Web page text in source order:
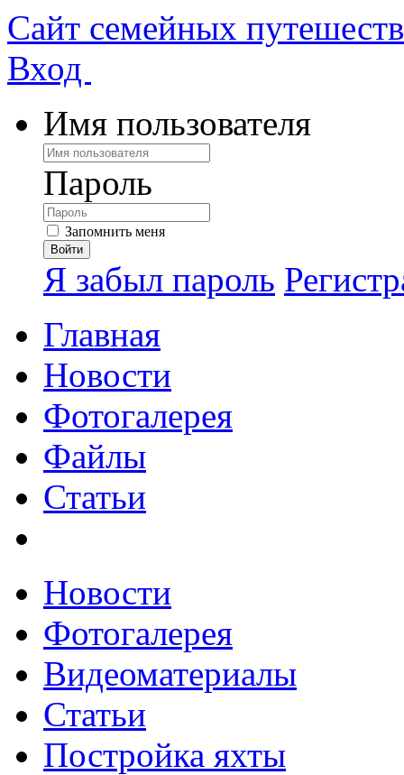
Сайт семейных
Вход
Имя пользователя
Пароль
Запомнить меня
Я забыл пароль
Главная
Новости
Фотогалерея
Файлы
Статьи
Новости
Фотогалерея
Видеоматериалы
Статьи
Постройка яхты